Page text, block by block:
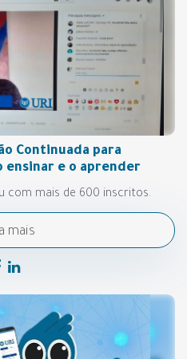
Continuada para
ensinar e o aprender
com mais de 600 inscritos.
mais